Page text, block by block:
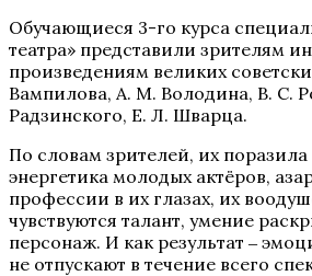
Обучающиеся 3-го курса
театра» представили зрителям
произведениям великих
Вампилова, А. М. Володина, В. С.
Радзинского, Е. Л. Шварца.
По словам зрителей, их
энергетика молодых актёров,
профессии в их глазах, их
чувствуются талант, умение
персонаж. И как результат ‒
не отпускают в течение всего